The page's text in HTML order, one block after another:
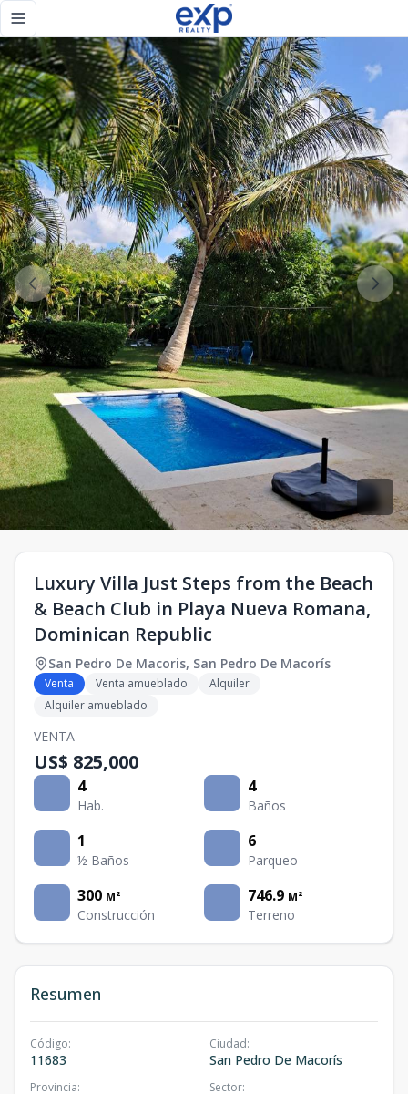
Toggle navigation menu
Luxury Villa Just Steps from the Beach
& Beach Club in Playa Nueva Romana,
Dominican Republic
San Pedro De Macoris, San Pedro De Macorís
Venta Venta amueblado
Alquiler
Alquiler amueblado
VENTA
US$ 825,000
4
Hab.
4
Baños
1
½ Baños
6
Parqueo
300 M²
Construcción
746.9 M²
Terreno
Resumen
Código:
11683
Ciudad:
San Pedro De Macorís
Provincia: Sector:
Luxury Villa Just Steps from the Beach & Beach Club in